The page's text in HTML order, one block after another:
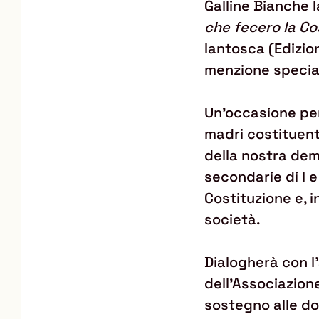
Galline
che fecero la
Iantosca
menzione
Un'occasione
madri
della nostra
secondarie di I
Costituzione e,
società.
Dialogherà con
sostegno alle